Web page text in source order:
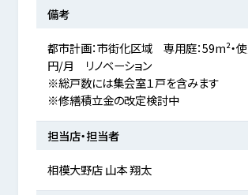
備考
都市計画：市街化区域 専用庭：59m²・
円/月 リノベーション
※総戸数には集会室１戸を含みます
※修繕積立金の改定検討中
担当店・担当者
相模大野店 山本 翔太